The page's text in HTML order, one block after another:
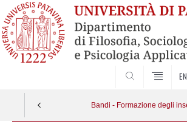
Bandi - Formazione degli